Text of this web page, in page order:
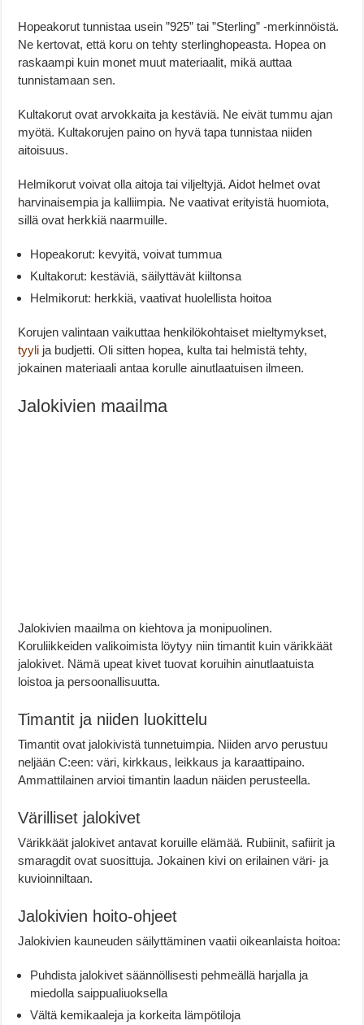
Hopeakorut tunnistaa usein ”925” tai ”Sterling” -merkinnöistä.
Ne kertovat, että koru on tehty sterlinghopeasta. Hopea on
raskaampi kuin monet muut materiaalit, mikä auttaa
tunnistamaan sen.
Kultakorut ovat arvokkaita ja kestäviä. Ne eivät tummu ajan
myötä. Kultakorujen paino on hyvä tapa tunnistaa niiden
aitoisuus.
Helmikorut voivat olla aitoja tai viljeltyjä. Aidot helmet ovat
harvinaisempia ja kalliimpia. Ne vaativat erityistä huomiota,
sillä ovat herkkiä naarmuille.
Hopeakorut: kevyitä, voivat tummua
Kultakorut: kestäviä, säilyttävät kiiltonsa
Helmikorut: herkkiä, vaativat huolellista hoitoa
Korujen valintaan vaikuttaa henkilökohtaiset mieltymykset,
tyyli ja budjetti. Oli sitten hopea, kulta tai helmistä tehty,
jokainen materiaali antaa korulle ainutlaatuisen ilmeen.
Jalokivien maailma
Jalokivien maailma on kiehtova ja monipuolinen.
Koruliikkeiden valikoimista löytyy niin timantit kuin värikkäät
jalokivet. Nämä upeat kivet tuovat koruihin ainutlaatuista
loistoa ja persoonallisuutta.
Timantit ja niiden luokittelu
Timantit ovat jalokivistä tunnetuimpia. Niiden arvo perustuu
neljään C:een: väri, kirkkaus, leikkaus ja karaattipaino.
Ammattilainen arvioi timantin laadun näiden perusteella.
Värilliset jalokivet
Värikkäät jalokivet antavat koruille elämää. Rubiinit, safiirit ja
smaragdit ovat suosittuja. Jokainen kivi on erilainen väri- ja
kuvioinniltaan.
Jalokivien hoito-ohjeet
Jalokivien kauneuden säilyttäminen vaatii oikeanlaista hoitoa:
Puhdista jalokivet säännöllisesti pehmeällä harjalla ja
miedolla saippualiuoksella
Vältä kemikaaleja ja korkeita lämpötiloja